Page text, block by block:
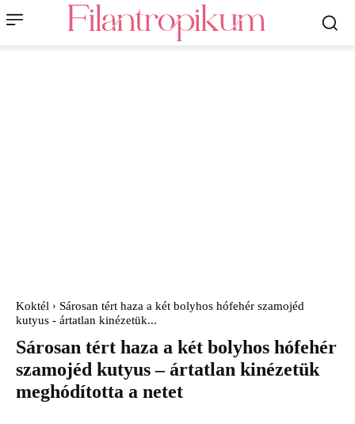
Koktél
Sárosan tért haza a két bolyhos hófehér szamojéd
kutyus - ártatlan kinézetük...
Sárosan tért haza a két bolyhos hófehér
szamojéd kutyus – ártatlan kinézetük
meghódította a netet